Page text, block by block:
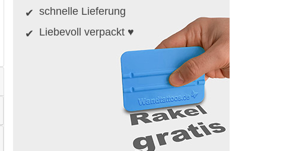
schnelle Lieferung
Liebevoll verpackt ♥